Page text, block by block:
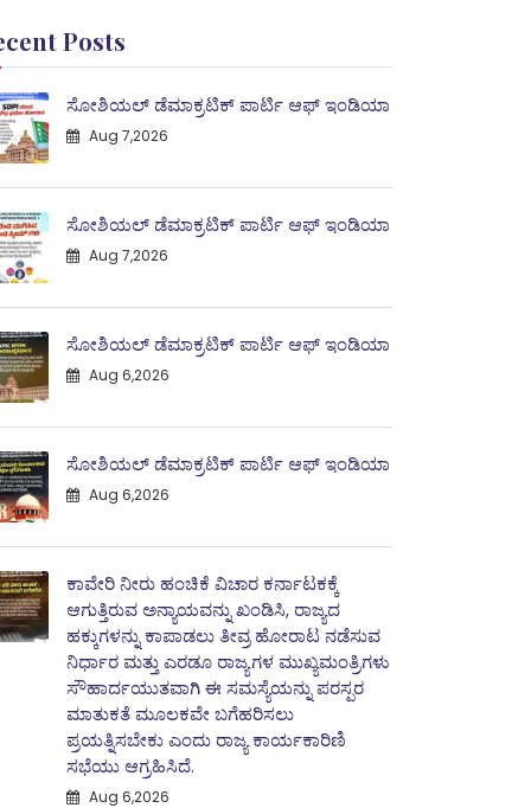
Posts
ಸೋಶಿಯಲ್ ಡೆಮಾಕ್ರಟಿಕ್ ಪಾರ್ಟಿ ಆಫ್ ಇಂಡಿಯಾ
Aug 7,2026
ಸೋಶಿಯಲ್ ಡೆಮಾಕ್ರಟಿಕ್ ಪಾರ್ಟಿ ಆಫ್ ಇಂಡಿಯಾ
Aug 7,2026
ಸೋಶಿಯಲ್ ಡೆಮಾಕ್ರಟಿಕ್ ಪಾರ್ಟಿ ಆಫ್ ಇಂಡಿಯಾ
Aug 6,2026
ಸೋಶಿಯಲ್ ಡೆಮಾಕ್ರಟಿಕ್ ಪಾರ್ಟಿ ಆಫ್ ಇಂಡಿಯಾ
Aug 6,2026
ಕಾವೇರಿ ನೀರು ಹಂಚಿಕೆ ವಿಚಾರ ಕರ್ನಾಟಕಕ್ಕೆ
ಆಗುತ್ತಿರುವ ಅನ್ಯಾಯವನ್ನು ಖಂಡಿಸಿ, ರಾಜ್ಯದ
ಹಕ್ಕುಗಳನ್ನು ಕಾಪಾಡಲು ತೀವ್ರ ಹೋರಾಟ ನಡೆಸುವ
ನಿರ್ಧಾರ ಮತ್ತು ಎರಡೂ ರಾಜ್ಯಗಳ ಮುಖ್ಯಮಂತ್ರಿಗಳು
ಸೌಹಾರ್ದಯುತವಾಗಿ ಈ ಸಮಸ್ಯೆಯನ್ನು ಪರಸ್ಪರ
ಮಾತುಕತೆ ಮೂಲಕವೇ ಬಗೆಹರಿಸಲು
ಪ್ರಯತ್ನಿಸಬೇಕು ಎಂದು ರಾಜ್ಯ ಕಾರ್ಯಕಾರಿಣಿ
ಸಭೆಯು ಆಗ್ರಹಿಸಿದೆ.
Aug 6,2026